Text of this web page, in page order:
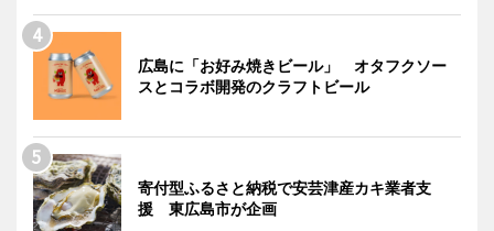
広島に「お好み焼きビール」 オタフクソー
スとコラボ開発のクラフトビール
寄付型ふるさと納税で安芸津産カキ業者支
援 東広島市が企画